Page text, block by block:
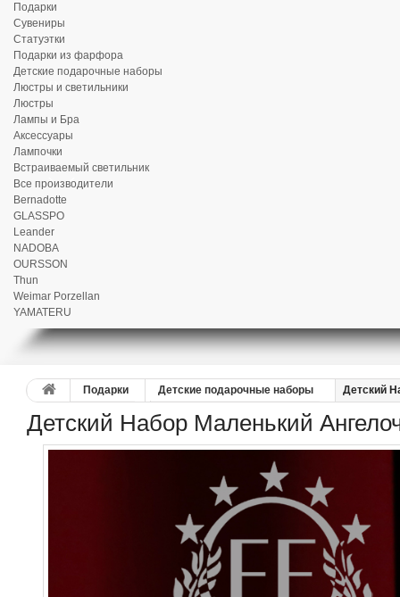
Подарки
Сувениры
Статуэтки
Подарки из фарфора
Детские подарочные наборы
Люстры и светильники
Люстры
Лампы и Бра
Аксессуары
Лампочки
Встраиваемый светильник
Все производители
Bernadotte
GLASSPO
Leander
NADOBA
OURSSON
Thun
Weimar Porzellan
YAMATERU
Подарки Детские подарочные наборы Детский
Детский Набор Маленький